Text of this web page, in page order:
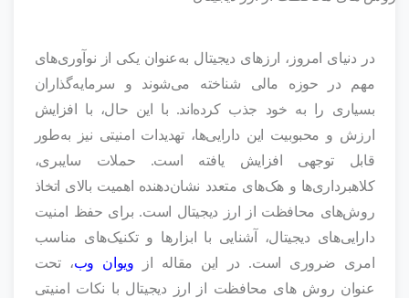
در دنیای امروز، ارزهای دیجیتال به‌عنوان یکی از نوآوری‌های
مهم در حوزه مالی شناخته می‌شوند و سرمایه‌گذاران
بسیاری را به خود جذب کرده‌اند. با این حال، با افزایش
ارزش و محبوبیت این دارایی‌ها، تهدیدات امنیتی نیز به‌طور
قابل‌ توجهی افزایش یافته است. حملات سایبری،
کلاهبرداری‌ها و هک‌های متعدد نشان‌دهنده اهمیت بالای اتخاذ
روش‌های محافظت از ارز دیجیتال است. برای حفظ امنیت
دارایی‌های دیجیتال، آشنایی با ابزارها و تکنیک‌های مناسب
امری ضروری است. در این مقاله از ویوان وب، تحت
عنوان روش های محافظت از ارز دیجیتال با نکات امنیتی